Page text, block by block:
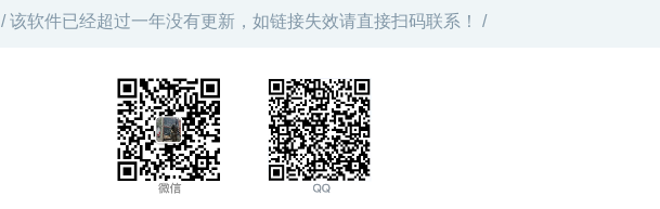
/ 该软件已经超过一年没有更新，如链接失效请直接扫码联系！ /